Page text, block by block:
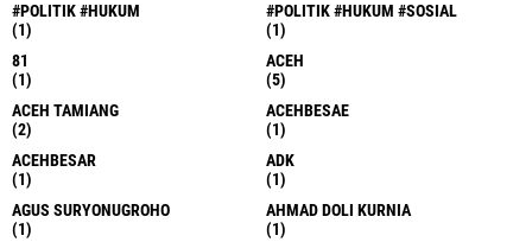
#POLITIK #HUKUM
(1)
#POLITIK #HUKUM #SOSIAL
(1)
81
(1)
ACEH
(5)
ACEH TAMIANG
(2)
ACEHBESAE
(1)
ACEHBESAR
(1)
ADK
(1)
AGUS SURYONUGROHO
(1)
AHMAD DOLI KURNIA
(1)